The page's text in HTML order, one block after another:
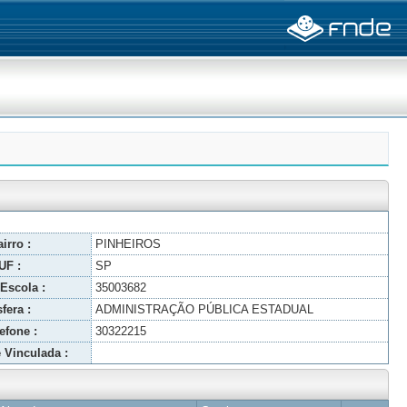
:
PINHEIROS
:
SP
:
35003682
:
ADMINISTRAÇÃO PÚBLICA ESTADUAL
:
30322215
Vinculada :